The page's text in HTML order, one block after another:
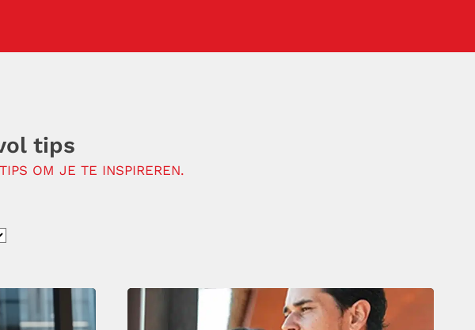
tips
OM JE TE INSPIREREN.